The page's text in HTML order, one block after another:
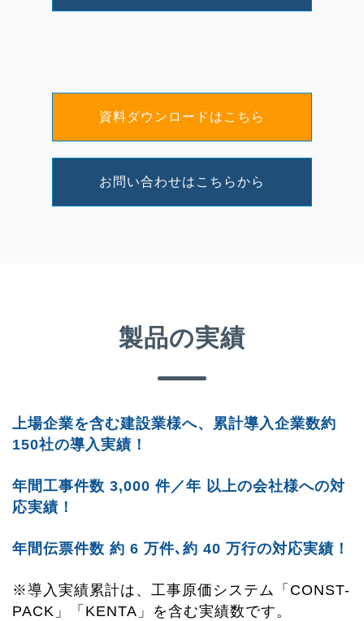
資料ダウンロードはこちら
お問い合わせはこちらから
製品の実績
上場企業を含む建設業様へ、累計導入企業数約
150社の導入実績！
年間工事件数 3,000 件／年 以上の会社様への対
応実績！
年間伝票件数 約 6 万件､約 40 万行の対応実績！
※導入実績累計は、工事原価システム「CONST-
PACK」「KENTA」を含む実績数です。